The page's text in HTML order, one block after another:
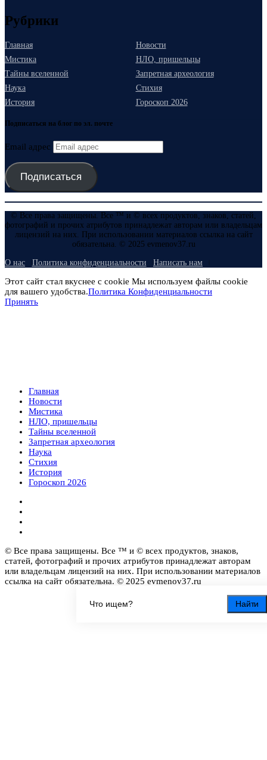
Найти
Рубрики
Главная
Новости
Мистика
НЛО, пришельцы
Тайны вселенной
Запретная археология
Наука
Стихия
История
Гороскоп 2026
Подписаться на блог по эл. почте
Email адрес
Подписаться
© Все права защищены. Все ™ и © всех продуктов, знаков, статей,
фотографий и прочих атрибутов принадлежат авторам или владельцам
лицензий на них. При использовании материалов ссылка на сайт
обязательна. © 2025 evmenov37.ru
О нас Политика конфиденциальности Написать нам
Этот сайт стал вкуснее с cookie Мы используем файлы cookie
для вашего удобства.Политика Конфиденциальности
Принять
Главная
Новости
Мистика
НЛО, пришельцы
Тайны вселенной
Запретная археология
Наука
Стихия
История
Гороскоп 2026
© Все права защищены. Все ™ и © всех продуктов, знаков,
статей, фотографий и прочих атрибутов принадлежат авторам
или владельцам лицензий на них. При использовании материалов
ссылка на сайт обязательна. © 2025 evmenov37.ru